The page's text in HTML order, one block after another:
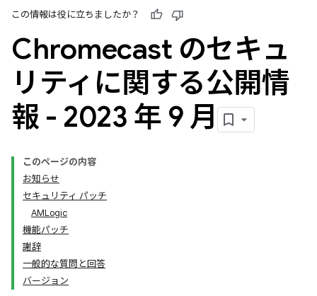
この情報は役に立ちましたか？
Chromecast のセキュ
リティに関する公開情
報 - 2023 年 9 月
このページの内容
お知らせ
セキュリティ パッチ
AMLogic
機能パッチ
謝辞
一般的な質問と回答
バージョン